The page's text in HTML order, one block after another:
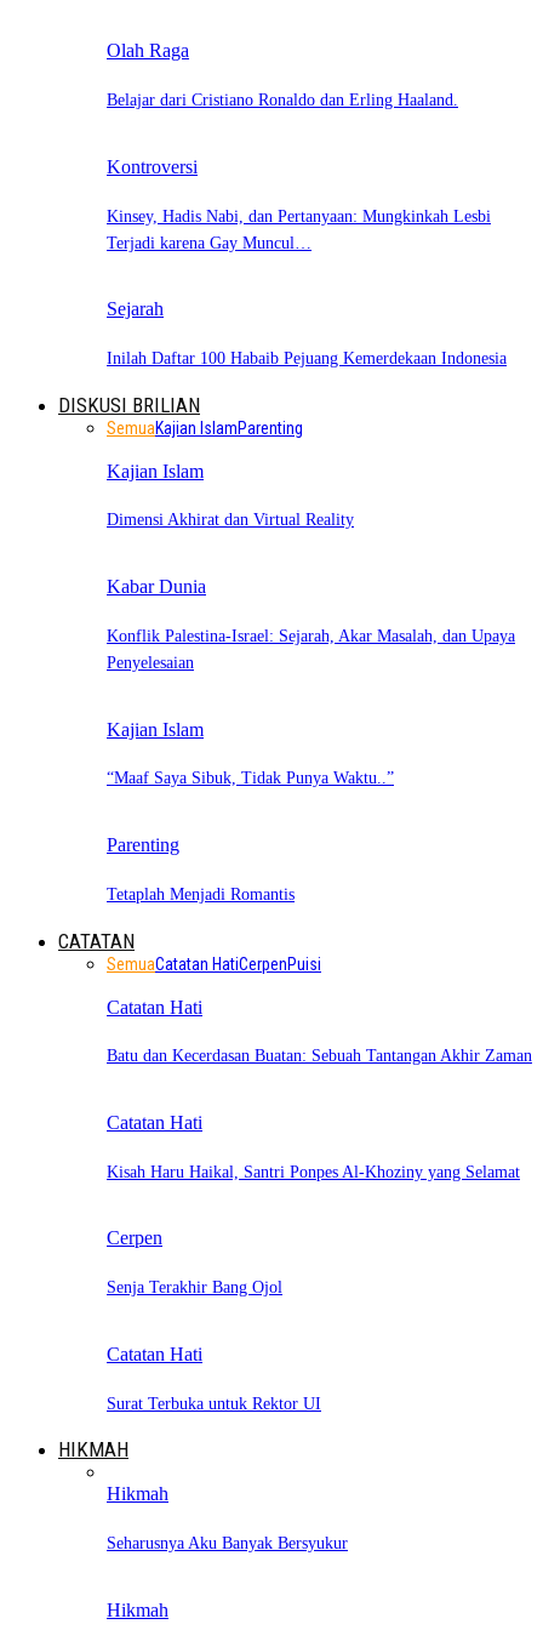
Olah Raga
Belajar dari Cristiano Ronaldo dan Erling Haaland.
Kontroversi
Kinsey, Hadis Nabi, dan Pertanyaan: Mungkinkah Lesbi
Terjadi karena Gay Muncul…
Sejarah
Inilah Daftar 100 Habaib Pejuang Kemerdekaan Indonesia
DISKUSI BRILIAN
SemuaKajian IslamParenting
Kajian Islam
Dimensi Akhirat dan Virtual Reality
Kabar Dunia
Konflik Palestina-Israel: Sejarah, Akar Masalah, dan Upaya
Penyelesaian
Kajian Islam
“Maaf Saya Sibuk, Tidak Punya Waktu..”
Parenting
Tetaplah Menjadi Romantis
CATATAN
SemuaCatatan HatiCerpenPuisi
Catatan Hati
Batu dan Kecerdasan Buatan: Sebuah Tantangan Akhir Zaman
Catatan Hati
Kisah Haru Haikal, Santri Ponpes Al-Khoziny yang Selamat
Cerpen
Senja Terakhir Bang Ojol
Catatan Hati
Surat Terbuka untuk Rektor UI
HIKMAH
Hikmah
Seharusnya Aku Banyak Bersyukur
Hikmah